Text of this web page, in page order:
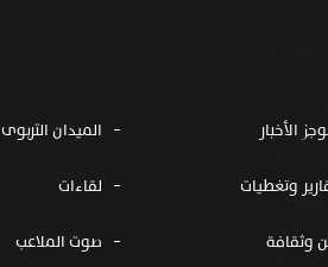
الأخبار الميدان التربوى
وتغطيات لقاءات
وثقافة صوت الملاعب